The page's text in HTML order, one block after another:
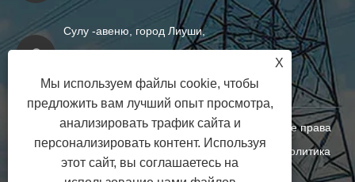
Сулу -авеню, город Лиуши,
провинция Чжэцзян, Китай
Copyright © 2024 Shanghai Zikai Electric Co., Ltd. Все права
защищеныLinks|Sitemap | RSS|XML |
политика
конфиденциальности
X
Мы используем файлы cookie, чтобы
предложить вам лучший опыт просмотра,
анализировать трафик сайта и
персонализировать контент. Используя
этот сайт, вы соглашаетесь на